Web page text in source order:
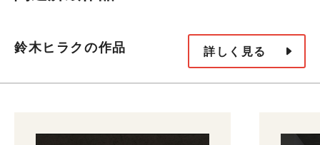
鈴木ヒラクの作品 詳しく見る